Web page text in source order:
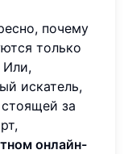
почему
только
Или,
искатель,
за
онлайн-